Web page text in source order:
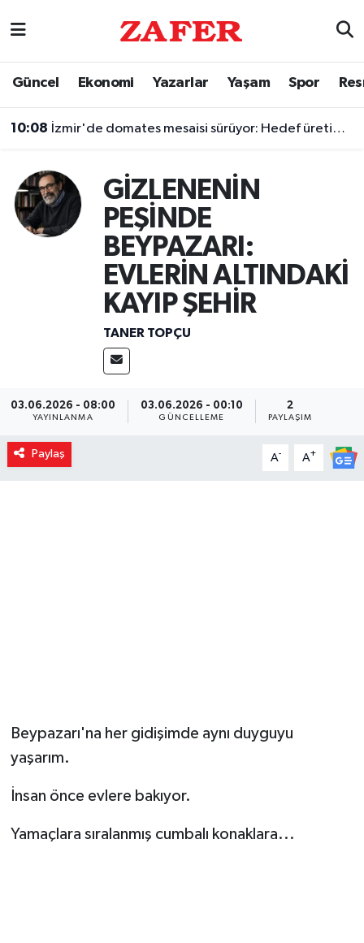
Güncel Ekonomi Yazarlar Yaşam Spor
10:08 İzmir'de domates mesaisi sürüyor: Hedef üretimde zirve
GİZLENENİN
PEŞİNDE
BEYPAZARI:
EVLERİN ALTINDAKİ
KAYIP ŞEHİR
TANER TOPÇU
03.06.2026 - 08:00
YAYINLANMA
03.06.2026 - 00:10
GÜNCELLEME
2
PAYLAŞIM
Paylaş A- A+
Beypazarı'na her gidişimde aynı duyguyu
yaşarım.
İnsan önce evlere bakıyor.
Yamaçlara sıralanmış cumbalı konaklara...
Nöbetçi Eczaneler
Trafik Durumu
Süper Lig Puan Durumu ve Fikstür
Tüm Manşetler
Son Dakika Haberleri
Haber Arşivi